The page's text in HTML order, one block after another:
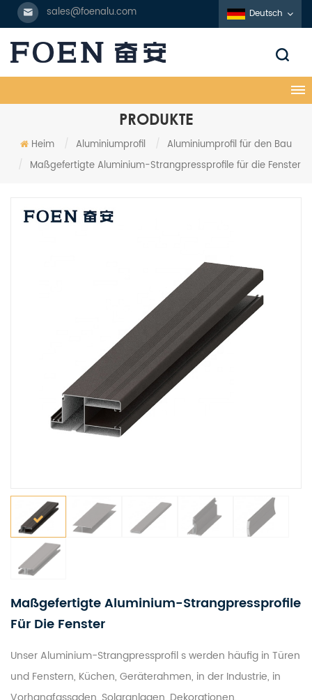
sales@foenalu.com Deutsch
PRODUKTE
Heim / Aluminiumprofil / Aluminiumprofil für den Bau
/
Maßgefertigte Aluminium-Strangpressprofile für die Fenster
Maßgefertigte Aluminium-Strangpressprofile
Für Die Fenster
UnserAluminium-Strangpressprofils werden häufig in Türen
und Fenstern, Küchen, Geräterahmen, in der Industrie, in